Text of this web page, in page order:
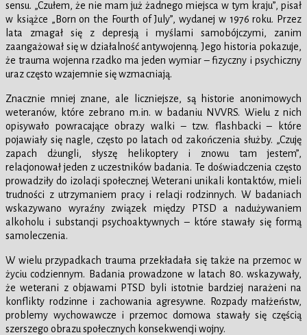
sensu. „Czułem, że nie mam już żadnego miejsca w tym kraju”, pisał
w książce „Born on the Fourth of July”, wydanej w 1976 roku. Przez
lata zmagał się z depresją i myślami samobójczymi, zanim
zaangażował się w działalność antywojenną. Jego historia pokazuje,
że trauma wojenna rzadko ma jeden wymiar – fizyczny i psychiczny
uraz często wzajemnie się wzmacniają.
Znacznie mniej znane, ale liczniejsze, są historie anonimowych
weteranów, które zebrano m.in. w badaniu NVVRS. Wielu z nich
opisywało powracające obrazy walki – tzw. flashbacki – które
pojawiały się nagle, często po latach od zakończenia służby. „Czuję
zapach dżungli, słyszę helikoptery i znowu tam jestem”,
relacjonował jeden z uczestników badania. Te doświadczenia często
prowadziły do izolacji społecznej. Weterani unikali kontaktów, mieli
trudności z utrzymaniem pracy i relacji rodzinnych. W badaniach
wskazywano wyraźny związek między PTSD a nadużywaniem
alkoholu i substancji psychoaktywnych – które stawały się formą
samoleczenia.
W wielu przypadkach trauma przekładała się także na przemoc w
życiu codziennym. Badania prowadzone w latach 80. wskazywały,
że weterani z objawami PTSD byli istotnie bardziej narażeni na
konflikty rodzinne i zachowania agresywne. Rozpady małżeństw,
problemy wychowawcze i przemoc domowa stawały się częścią
szerszego obrazu społecznych konsekwencji wojny.